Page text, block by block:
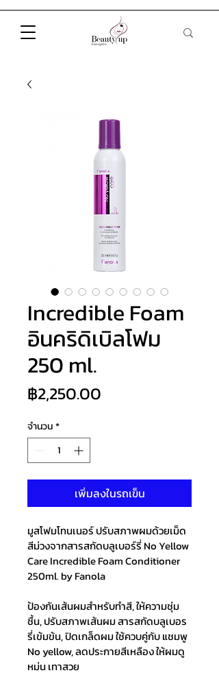
Incredible Foam
อินคริดิเบิลโฟม
250 ml.
฿2,250.00
จำนวน*
เพิ่มลงในรถเข็น
มูสโฟมโทนเนอร์ ปรับสภาพผมด้วยเม็ด
สีม่วงจากสารสกัดบลูเบอร์รี่ No Yellow
Care Incredible Foam Conditioner
250ml. by Fanola
ป้องกันเส้นผมสำหรับทำสี, ให้ความชุ่ม
ชื้น, ปรับสภาพเส้นผม สารสกัดบลูเบอร
รี่เข้มข้น, ปิดเกล็ดผม ใช้ควบคู่กับ แชมพู
No yellow, ลดประกายสีเหลือง ให้ผมดู
หม่น เทาสวย